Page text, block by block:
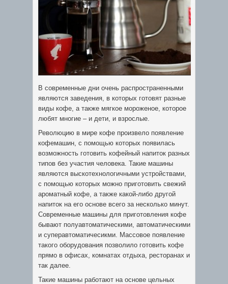
В современные дни очень распространенными
являются заведения, в которых готовят разные
виды кофе, а также мягкое мороженое, которое
любят многие – и дети, и взрослые.
Революцию в мире кофе произвело появление
кофемашин, с помощью которых появилась
возможность готовить кофейный напиток разных
типов без участия человека. Такие машины
являются выскотехнологичными устройствами,
с помощью которых можно приготовить свежий
ароматный кофе, а также какой-либо другой
напиток на его основе всего за несколько минут.
Современные машины для приготовления кофе
бывают полуавтоматическими, автоматическими
и суперавтоматичесикми. Массовое появление
такого оборудования позволило готовить кофе
прямо в офисах, комнатах отдыха, ресторанах и
так далее.
Такие машины работают на основе цельных